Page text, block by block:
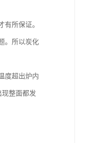
所保证。
。所以炭化
度超出炉内
整面都发